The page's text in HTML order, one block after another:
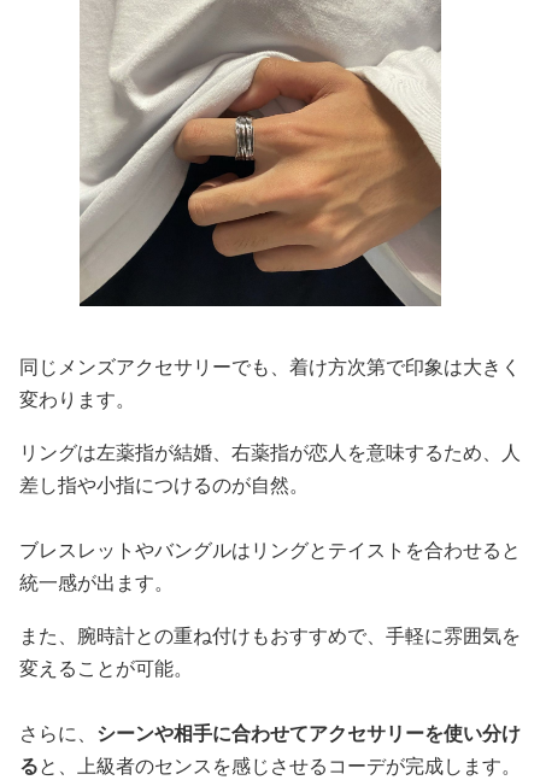
同じメンズアクセサリーでも、着け方次第で印象は大きく
変わります。
リングは左薬指が結婚、右薬指が恋人を意味するため、人
差し指や小指につけるのが自然。
ブレスレットやバングルはリングとテイストを合わせると
統一感が出ます。
また、腕時計との重ね付けもおすすめで、手軽に雰囲気を
変えることが可能。
さらに、 シーンや相手に合わせてアクセサリーを使い分け
ると、上級者のセンスを感じさせるコーデが完成します。